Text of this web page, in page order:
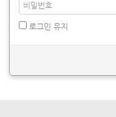
로그인 유지